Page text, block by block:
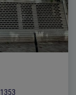
1353